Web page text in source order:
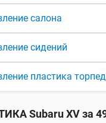
салона
сидений
пластика
Subaru XV за